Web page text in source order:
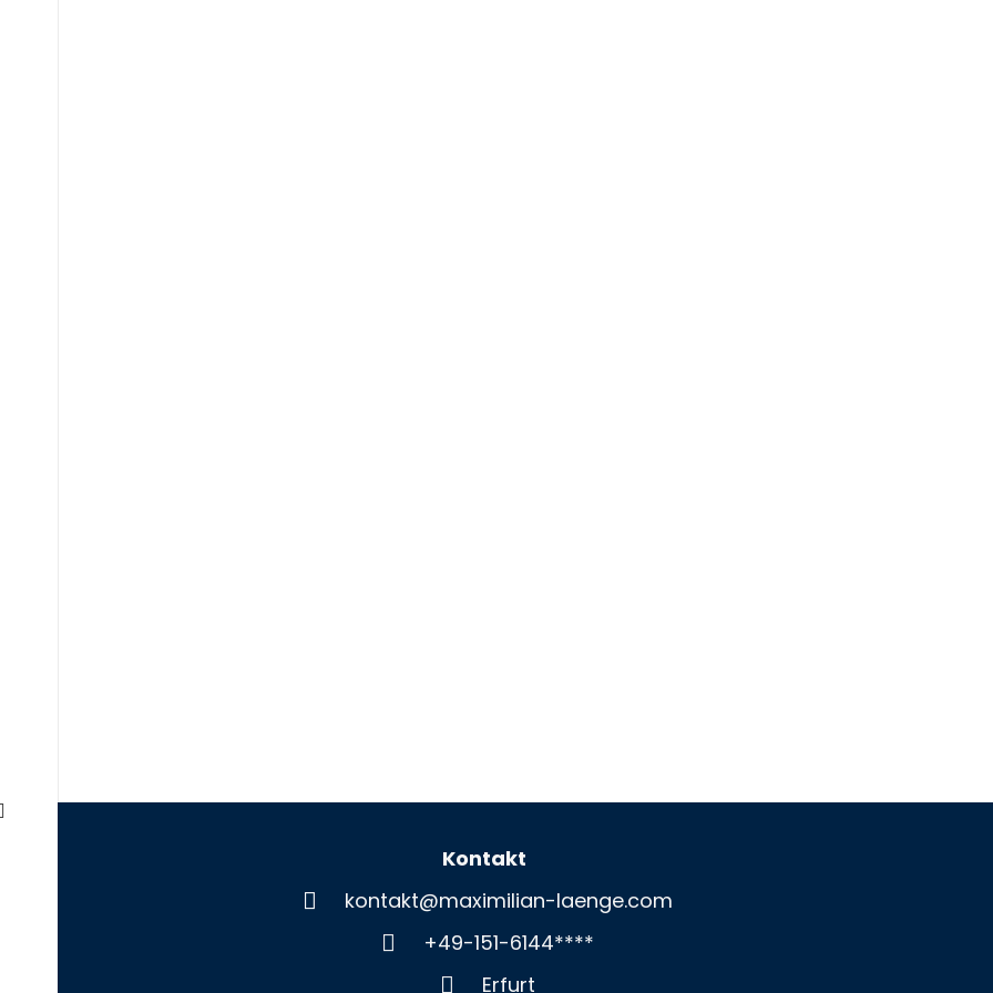
Kontakt
kontakt@maximilian-laenge.com
+49-151-6144****
Erfurt